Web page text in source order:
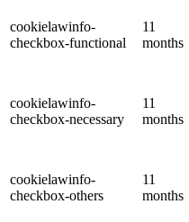
cookielawinfo-
checkbox-functional
11
months
cookielawinfo-
checkbox-necessary
11
months
cookielawinfo-
checkbox-others
11
months